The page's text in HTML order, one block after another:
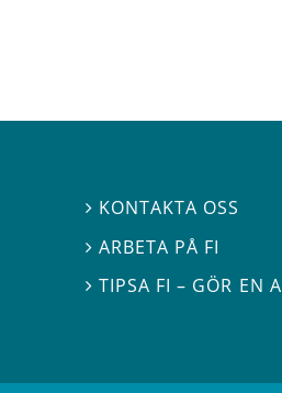
 KONTAKTA OSS
 ARBETA PÅ FI
TIPSA FI – GÖR EN